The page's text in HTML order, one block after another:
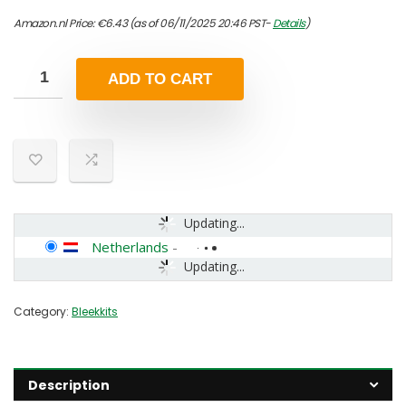
Amazon.nl Price:€6.43(as of 06/11/2025 20:46 PST-Details)
ADD TO CART
Updating...
Updating...
Netherlands -
Category: Bleekkits
Description